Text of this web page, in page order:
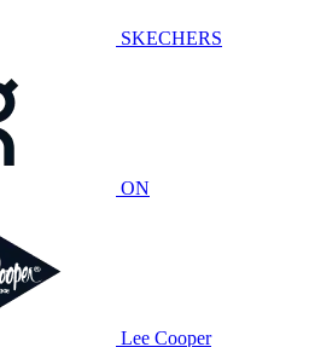
SKECHERS
ON
Lee Cooper